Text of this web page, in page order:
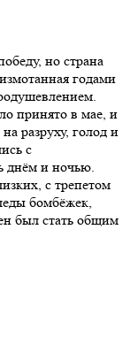
но страна
годами
принято в мае, и
разруху, голод и
с
днём и ночью.
с трепетом
бомбёжек,
был стать общим